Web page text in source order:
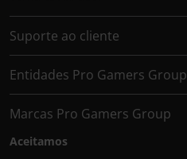
Suporte ao cliente
Entidades Pro Gamers Group
Marcas Pro Gamers Group
Aceitamos